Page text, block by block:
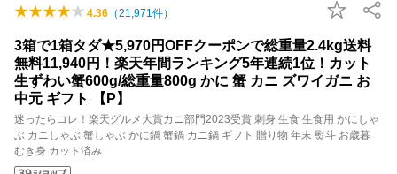
4.36 （21,971件）
3箱で1箱タダ★5,970円OFFクーポンで総重量2.4kg送料
無料11,940円！楽天年間ランキング5年連続1位！カット
生ずわい蟹600g/総重量800g かに 蟹 カニ ズワイガニ お
中元 ギフト 【P】
迷ったらコレ！楽天グルメ大賞カニ部門2023受賞 刺身 生食 生食用 かにしゃ
ぶ カニしゃぶ 蟹しゃぶ かに鍋 蟹鍋 カニ鍋 ギフト 贈り物 年末 熨斗 お歳暮
むき身 カット済み